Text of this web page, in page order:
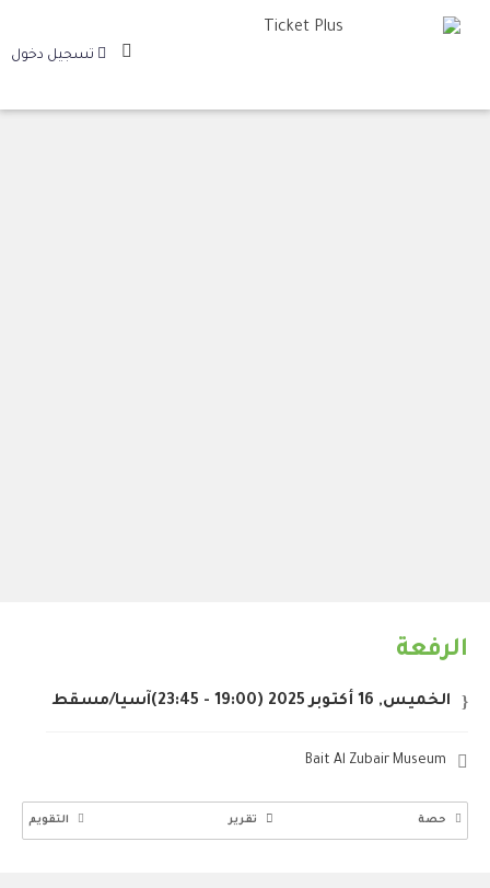
تسجيل دخول
الرفعة
الخميس, 16 أكتوبر 2025 (19:00 - 23:45) آسيا/مسقط
Bait Al Zubair Museum
حصة تقرير التقويم